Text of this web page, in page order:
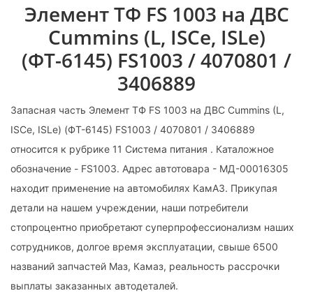
Элемент ТФ FS 1003 на ДВС
Cummins (L, ISCe, ISLe)
(ФТ-6145) FS1003 / 4070801 /
3406889
Запасная часть Элемент ТФ FS 1003 на ДВС Cummins (L,
ISCe, ISLe) (ФТ-6145) FS1003 / 4070801 / 3406889
относится к рубрике 11 Система питания . Каталожное
обозначение - FS1003. Адрес автотовара - МД-00016305
находит применение на автомобилях КамАЗ. Прикупая
детали на нашем учреждении, наши потребители
стопроцентно приобретают суперпрофессионализм наших
сотрудников, долгое время эксплуатации, свыше 6500
названий запчастей Маз, Камаз, реальность рассрочки
выплаты заказанных автодеталей.